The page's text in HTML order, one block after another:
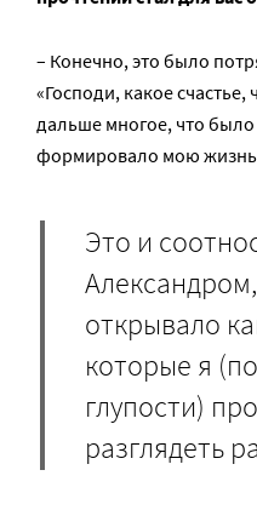
– Конечно, это было
«Господи, какое
дальше многое, что было
формировало мою жизнь
Это и
открывало
которые я
глупости)
разглядеть